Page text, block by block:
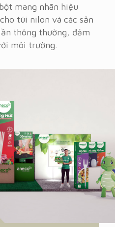
mang nhãn hiệu
túi nilon và các sản
thông thường, đảm
môi trường.